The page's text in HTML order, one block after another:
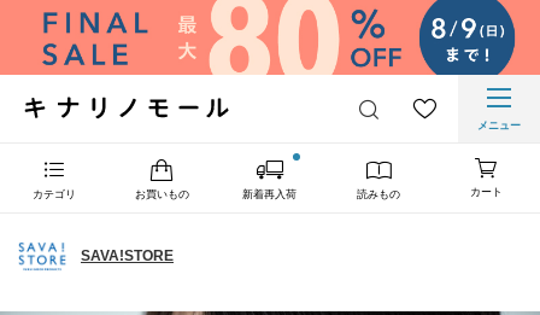
メニュー
カテゴリ お買いもの 新着再入荷 読みもの カート
SAVA!STORE